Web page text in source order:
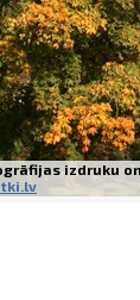
izdruku